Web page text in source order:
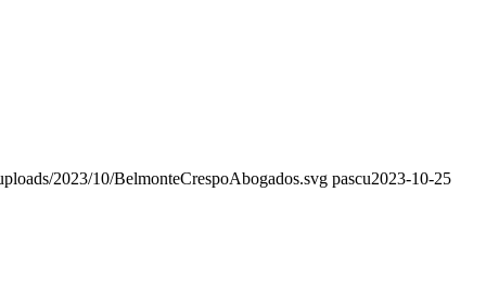
2023/10/BelmonteCrespoAbogados.svg pascu2023-10-25